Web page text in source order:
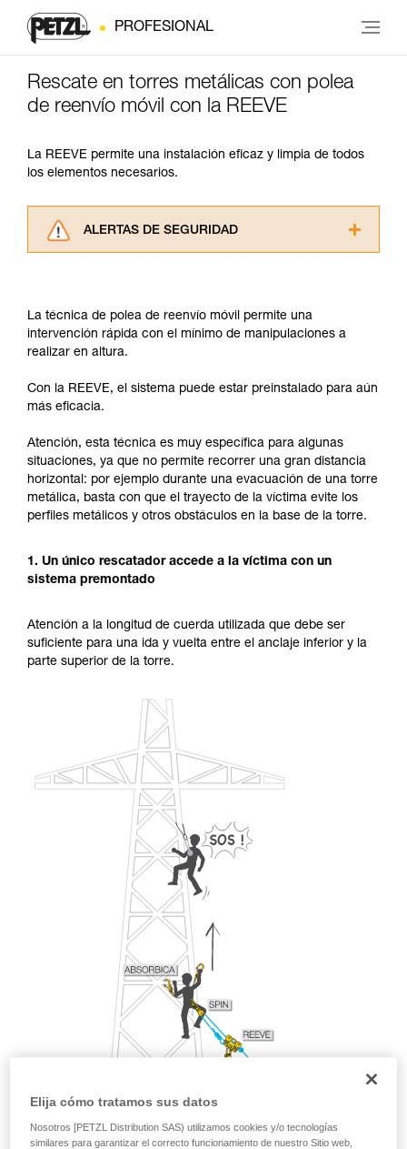
PROFESIONAL
Rescate en torres metálicas con polea
de reenvío móvil con la REEVE
La REEVE permite una instalación eficaz y limpia de todos
los elementos necesarios.
ALERTAS DE SEGURIDAD
información de la ficha técnica para poder
comprender este complemento informativo.
Dominar estas técnicas requiere una formación
través de un profesional su capacidad para
ejecutar estas técnicas, solo y con total
autónoma.
Damos ejemplos de técnicas relacionadas con
su actividad. Pueden existir otras que no
describimos aquí.
La técnica de polea de reenvío móvil permite una
intervención rápida con el mínimo de manipulaciones a
realizar en altura.
Con la REEVE, el sistema puede estar preinstalado para aún
más eficacia.
Atención, esta técnica es muy específica para algunas
situaciones, ya que no permite recorrer una gran distancia
horizontal: por ejemplo durante una evacuación de una torre
metálica, basta con que el trayecto de la víctima evite los
perfiles metálicos y otros obstáculos en la base de la torre.
1. Un único rescatador accede a la víctima con un
sistema premontado
Atención a la longitud de cuerda utilizada que debe ser
suficiente para una ida y vuelta entre el anclaje inferior y la
parte superior de la torre.
Elija cómo tratamos sus datos
Nosotros [PETZL Distribution SAS) utilizamos cookies y/o tecnologías
similares para garantizar el correcto funcionamiento de nuestro Sitio web,